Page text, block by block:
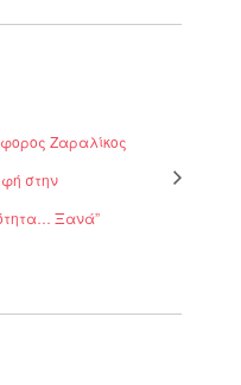
Ζαραλίκος
στην
Ξανά”